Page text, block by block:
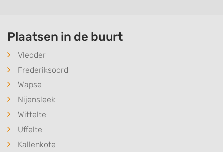
Plaatsen in de buurt
Vledder
Frederiksoord
Wapse
Nijensleek
Wittelte
Uffelte
Kallenkote